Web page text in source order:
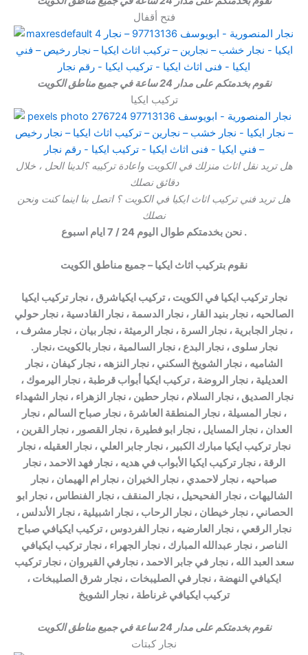
فتح أقفال
نقوم بخدمتكم على مدار 24 ساعة في جميع مناطق الكويت
تركيب ايكيا
هل تريد نقل اثاث منزلك في الكويت واعادة تركيبه ؟لدينا الحل ، خلال
دقائق نصلك
هل تريد فني تركيب اثاث ايكيا في الكويت ؟ اتصل بنا اينما كنت ونحن
نصلك
نحن بخدمتكم طوال اليوم 24 / 7 ايام اسبوع .
نقوم بتركيب اثاث ايكيا – جميع مناطق الكويت
نجار تركيب ايكيا في الكويت ، تركيب ايكياشرق ، نجار تركيب ايكيا
الصالحيه ، نجار بنيد القار ، نجار الدسمة ، نجار القادسية ، نجار حولي
، نجار الجابرية ، نجار السرة ، نجار الرميثة ، نجار بيان ، نجار مشرف ،
نجار سلوى ، نجار البدع ، نجار السالمية ، نجار بالكويت ،نجار.
الشاميه ، نجار الشويخ السكني ، نجار النزهه ، نجار كيفان ، نجار
العديلية ، نجار الروضة ، تركيب ايكيا أبواب قرطبة ، نجار اليرموك ،
نجار الصديق ، نجار السلام ، نجار حطين ، نجار الزهراء ، نجار الشهداء
، نجار المسيلة ، نجار المنطقة العاشرة ، نجار صباح السالم ، نجار
العدان ، نجار المسايل ، نجار ابو فطيرة ، نجار القصور ، نجار القرين ،
نجار تركيب ايكيا مبارك الكبير ، نجار جابر العلي ، نجار العقيله ، نجار
الرقة ، نجار تركيب ايكيا الأبواب في هديه ، نجار فهد الاحمد ، نجار
صباحيه ، نجار لاحمدي ، نجار الخيران ، نجار ام الهيمان ، نجار
الشاليهات ، نجار الفحيحيل ، نجار المنقف ، نجار الفنطاس ، نجار ابو
الحصاني ، نجار خيطان ، نجار الرحاب ، نجار اشبيلية ، نجار الأندلس ،
نجار الرقعي ، نجار العارضيه ، نجار الفردوس ، تركيب ايكيافي صباح
الناصر ، نجار عبدالله المبارك ، نجار الجهراء ، نجار تركيب ايكيافي
سعد العبد الله ، نجار في جابر الاحمد ، نجارفي القيروان ، نجار تركيب
ايكيافي النهضة ، نجار في الصليبخات ، نجار شرق الصليبخات ،
تركيب ايكيافي غرناطة ، نجار الشويخ
نقوم بخدمتكم على مدار 24 ساعة في جميع مناطق الكويت
نجار كبتات